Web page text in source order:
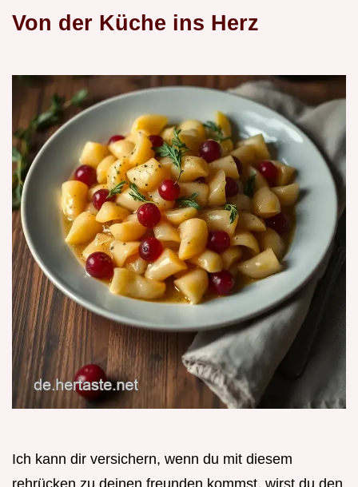
Von der Küche ins Herz
Ich kann dir versichern, wenn du mit diesem